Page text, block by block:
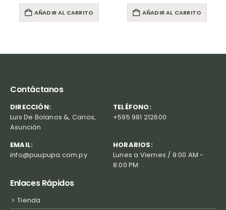
AÑADIR AL CARRITO AÑADIR AL CARRITO
Contáctanos
DIRECCIÓN:
Luis De Bolanos &, Carios,
Asunción
TELÉFONO:
+595 981 212600
EMAIL:
info@puupupa.com.py
HORARIOS:
Lunes a Viernes / 9:00 AM -
8:00 PM
Enlaces Rápidos
Tienda